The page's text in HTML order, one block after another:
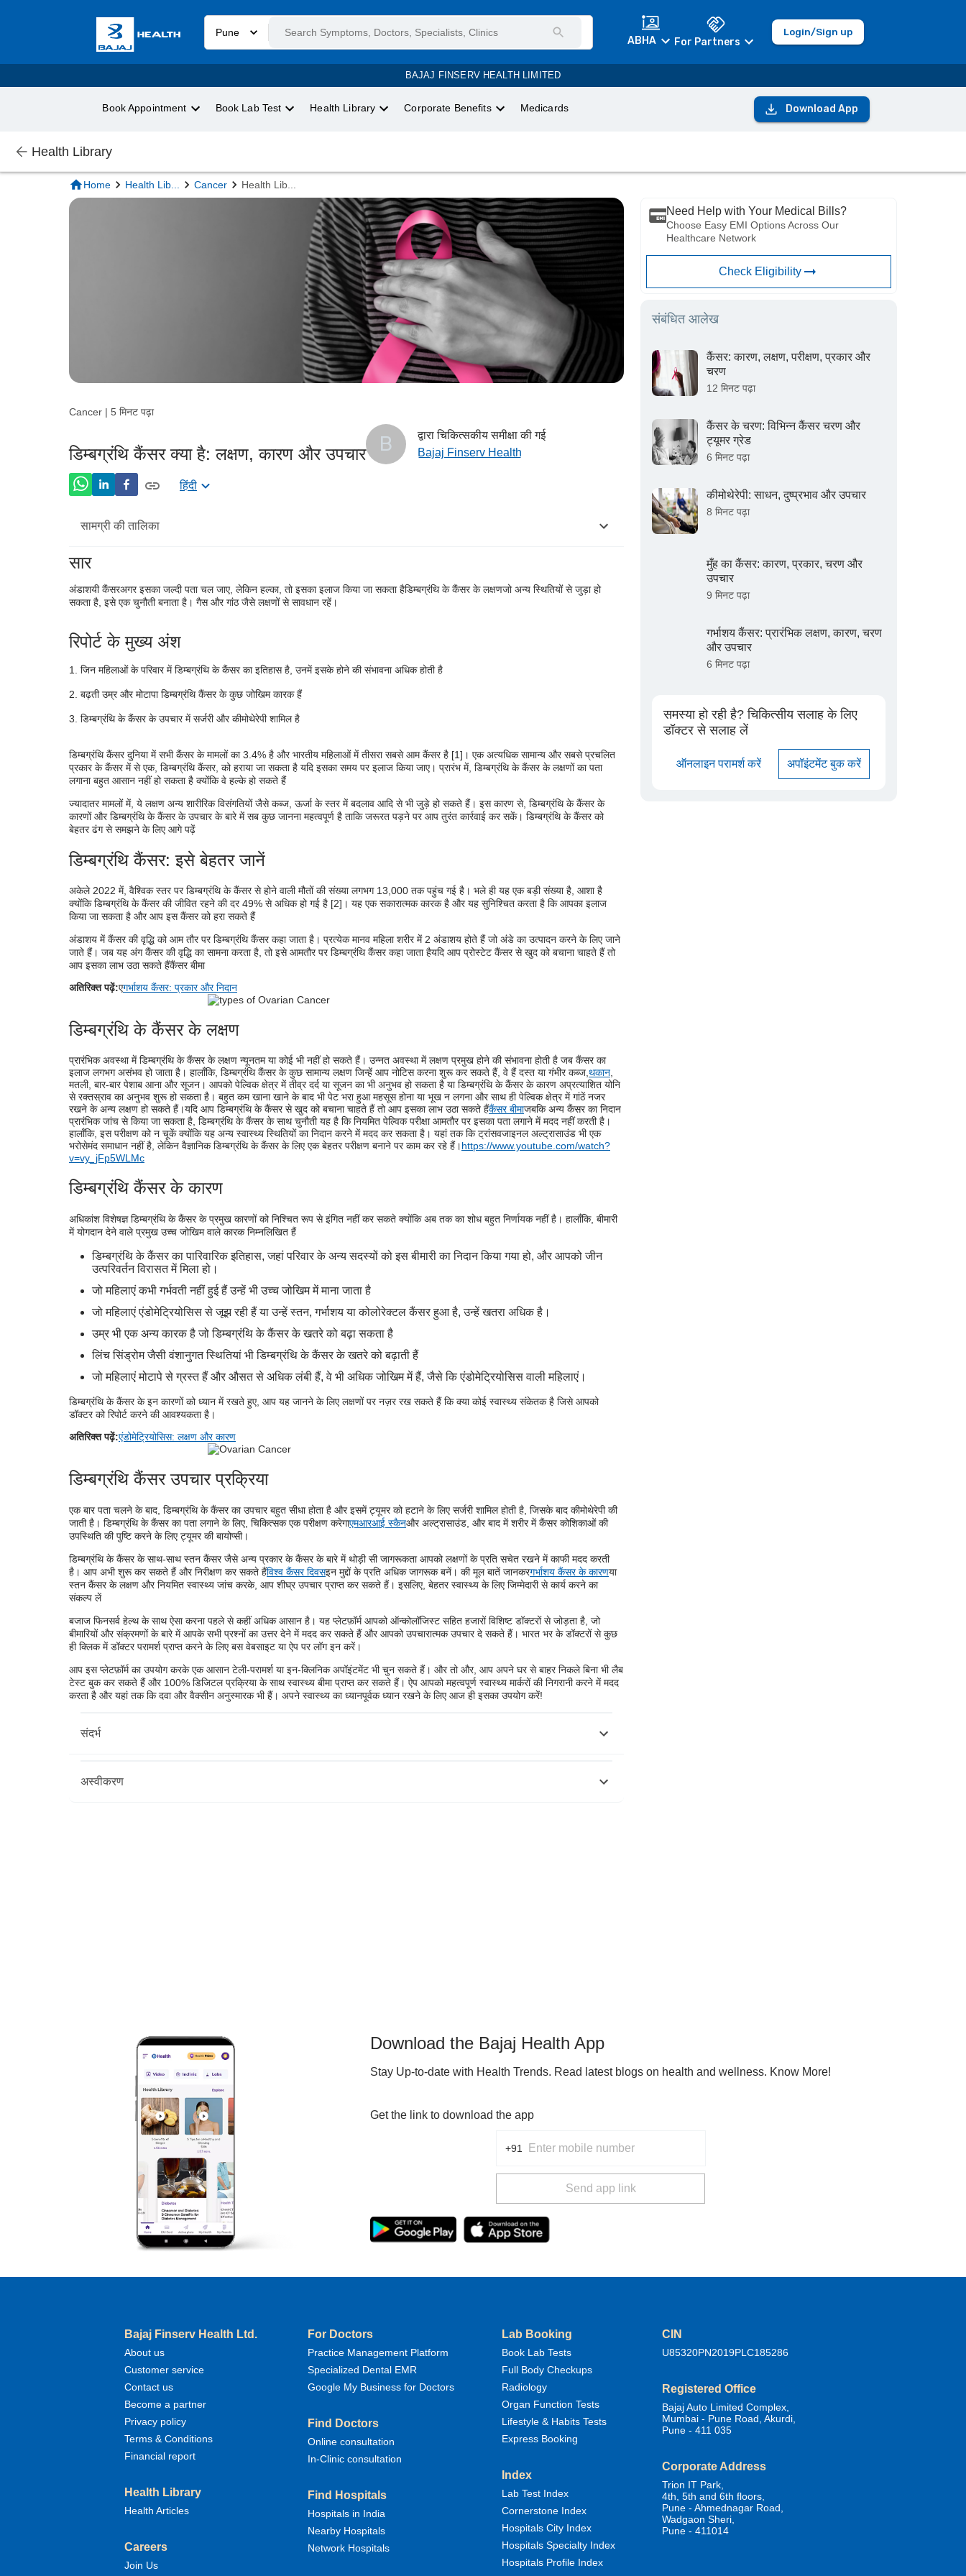
Pune
ABHA For Partners
Login/Sign up
BAJAJ FINSERV HEALTH LIMITED
Book Appointment Book Lab Test Health Library Corporate Benefits Medicards Download App
Health Library
Home Health Lib... Cancer Health Lib...
Cancer | 5 मिनट पढ़ा
डिम्बग्रंथि कैंसर क्या है: लक्षण, कारण और उपचार B
द्वारा चिकित्सकीय समीक्षा की गई
Bajaj Finserv Health
हिंदी
सामग्री की तालिका
डिम्बग्रंथि के कैंसर के लक्षण
डिम्बग्रंथि कैंसर उपचार प्रक्रिया
सार
अंडाशयी कैंसरअगर इसका जल्दी पता चल जाए, लेकिन हल्का, तो इसका इलाज किया जा सकता हैडिम्बग्रंथि के कैंसर के लक्षणजो अन्य स्थितियों से जुड़ा हो
सकता है, इसे एक चुनौती बनाता है। गैस और गांठ जैसे लक्षणों से सावधान रहें।
रिपोर्ट के मुख्य अंश
जिन महिलाओं के परिवार में डिम्बग्रंथि के कैंसर का इतिहास है, उनमें इसके होने की संभावना अधिक होती है
बढ़ती उम्र और मोटापा डिम्बग्रंथि कैंसर के कुछ जोखिम कारक हैं
डिम्बग्रंथि के कैंसर के उपचार में सर्जरी और कीमोथेरेपी शामिल है
डिम्बग्रंथि कैंसर दुनिया में सभी कैंसर के मामलों का 3.4% है और भारतीय महिलाओं में तीसरा सबसे आम कैंसर है [1]। एक अत्यधिक सामान्य और सबसे प्रचलित
प्रकार के कैंसर में से एक, डिम्बग्रंथि कैंसर, को हराया जा सकता है यदि इसका समय पर इलाज किया जाए। प्रारंभ में, डिम्बग्रंथि के कैंसर के लक्षणों का पता
लगाना बहुत आसान नहीं हो सकता है क्योंकि वे हल्के हो सकते हैं
ज्यादातर मामलों में, ये लक्षण अन्य शारीरिक विसंगतियों जैसे कब्ज, ऊर्जा के स्तर में बदलाव आदि से भी जुड़े हो सकते हैं। इस कारण से, डिम्बग्रंथि के कैंसर के
कारणों और डिम्बग्रंथि के कैंसर के उपचार के बारे में सब कुछ जानना महत्वपूर्ण है ताकि जरूरत पड़ने पर आप तुरंत कार्रवाई कर सकें। डिम्बग्रंथि के कैंसर को
बेहतर ढंग से समझने के लिए आगे पढ़ें
डिम्बग्रंथि कैंसर: इसे बेहतर जानें
अकेले 2022 में, वैश्विक स्तर पर डिम्बग्रंथि के कैंसर से होने वाली मौतों की संख्या लगभग 13,000 तक पहुंच गई है। भले ही यह एक बड़ी संख्या है, आशा है
क्योंकि डिम्बग्रंथि के कैंसर की जीवित रहने की दर 49% से अधिक हो गई है [2]। यह एक सकारात्मक कारक है और यह सुनिश्चित करता है कि आपका इलाज
किया जा सकता है और आप इस कैंसर को हरा सकते हैं
अंडाशय में कैंसर की वृद्धि को आम तौर पर डिम्बग्रंथि कैंसर कहा जाता है। प्रत्येक मानव महिला शरीर में 2 अंडाशय होते हैं जो अंडे का उत्पादन करने के लिए जाने
जाते हैं। जब यह अंग कैंसर की वृद्धि का सामना करता है, तो इसे आमतौर पर डिम्बग्रंथि कैंसर कहा जाता हैयदि आप प्रोस्टेट कैंसर से खुद को बचाना चाहते हैं तो
आप इसका लाभ उठा सकते हैंकैंसर बीमा
अतिरिक्त पढ़ें:एगर्भाशय कैंसर: प्रकार और निदान
डिम्बग्रंथि के कैंसर के लक्षण
प्रारंभिक अवस्था में डिम्बग्रंथि के कैंसर के लक्षण न्यूनतम या कोई भी नहीं हो सकते हैं। उन्नत अवस्था में लक्षण प्रमुख होने की संभावना होती है जब कैंसर का
इलाज लगभग असंभव हो जाता है। हालाँकि, डिम्बग्रंथि कैंसर के कुछ सामान्य लक्षण जिन्हें आप नोटिस करना शुरू कर सकते हैं, वे हैं दस्त या गंभीर कब्ज,थकान,
मतली, बार-बार पेशाब आना और सूजन। आपको पेल्विक क्षेत्र में तीव्र दर्द या सूजन का भी अनुभव हो सकता है या डिम्बग्रंथि के कैंसर के कारण अप्रत्याशित योनि
से रक्तस्राव का अनुभव शुरू हो सकता है। बहुत कम खाना खाने के बाद भी पेट भरा हुआ महसूस होना या भूख न लगना और साथ ही पेल्विक क्षेत्र में गांठें नजर
रखने के अन्य लक्षण हो सकते हैं।यदि आप डिम्बग्रंथि के कैंसर से खुद को बचाना चाहते हैं तो आप इसका लाभ उठा सकते हैंकैंसर बीमाजबकि अन्य कैंसर का निदान
प्रारंभिक जांच से किया जा सकता है, डिम्बग्रंथि के कैंसर के साथ चुनौती यह है कि नियमित पेल्विक परीक्षा आमतौर पर इसका पता लगाने में मदद नहीं करती है।
हालाँकि, इस परीक्षण को न चूकें क्योंकि यह अन्य स्वास्थ्य स्थितियों का निदान करने में मदद कर सकता है। यहां तक ​​कि ट्रांसवजाइनल अल्ट्रासाउंड भी एक
भरोसेमंद समाधान नहीं है, लेकिन वैज्ञानिक डिम्बग्रंथि के कैंसर के लिए एक बेहतर परीक्षण बनाने पर काम कर रहे हैं।https://www.youtube.com/watch?
v=vy_jFp5WLMc
डिम्बग्रंथि कैंसर के कारण
अधिकांश विशेषज्ञ डिम्बग्रंथि के कैंसर के प्रमुख कारणों को निश्चित रूप से इंगित नहीं कर सकते क्योंकि अब तक का शोध बहुत निर्णायक नहीं है। हालाँकि, बीमारी
में योगदान देने वाले प्रमुख उच्च जोखिम वाले कारक निम्नलिखित हैं
डिम्बग्रंथि के कैंसर का पारिवारिक इतिहास, जहां परिवार के अन्य सदस्यों को इस बीमारी का निदान किया गया हो, और आपको जीन
उत्परिवर्तन विरासत में मिला हो।
जो महिलाएं कभी गर्भवती नहीं हुई हैं उन्हें भी उच्च जोखिम में माना जाता है
जो महिलाएं एंडोमेट्रियोसिस से जूझ रही हैं या उन्हें स्तन, गर्भाशय या कोलोरेक्टल कैंसर हुआ है, उन्हें खतरा अधिक है।
उम्र भी एक अन्य कारक है जो डिम्बग्रंथि के कैंसर के खतरे को बढ़ा सकता है
लिंच सिंड्रोम जैसी वंशानुगत स्थितियां भी डिम्बग्रंथि के कैंसर के खतरे को बढ़ाती हैं
जो महिलाएं मोटापे से ग्रस्त हैं और औसत से अधिक लंबी हैं, वे भी अधिक जोखिम में हैं, जैसे कि एंडोमेट्रियोसिस वाली महिलाएं।
डिम्बग्रंथि के कैंसर के इन कारणों को ध्यान में रखते हुए, आप यह जानने के लिए लक्षणों पर नज़र रख सकते हैं कि क्या कोई स्वास्थ्य संकेतक है जिसे आपको
डॉक्टर को रिपोर्ट करने की आवश्यकता है।
अतिरिक्त पढ़ें:एंडोमेट्रियोसिस: लक्षण और कारण
डिम्बग्रंथि कैंसर उपचार प्रक्रिया
एक बार पता चलने के बाद, डिम्बग्रंथि के कैंसर का उपचार बहुत सीधा होता है और इसमें ट्यूमर को हटाने के लिए सर्जरी शामिल होती है, जिसके बाद कीमोथेरेपी की
जाती है। डिम्बग्रंथि के कैंसर का पता लगाने के लिए, चिकित्सक एक परीक्षण करेगाएमआरआई स्कैनऔर अल्ट्रासाउंड, और बाद में शरीर में कैंसर कोशिकाओं की
उपस्थिति की पुष्टि करने के लिए ट्यूमर की बायोप्सी।
डिम्बग्रंथि के कैंसर के साथ-साथ स्तन कैंसर जैसे अन्य प्रकार के कैंसर के बारे में थोड़ी सी जागरूकता आपको लक्षणों के प्रति सचेत रखने में काफी मदद करती
है। आप अभी शुरू कर सकते हैं और निरीक्षण कर सकते हैंविश्व कैंसर दिवसइन मुद्दों के प्रति अधिक जागरूक बनें। की मूल बातें जानकरगर्भाशय कैंसर के कारणया
स्तन कैंसर के लक्षण और नियमित स्वास्थ्य जांच करके, आप शीघ्र उपचार प्राप्त कर सकते हैं। इसलिए, बेहतर स्वास्थ्य के लिए जिम्मेदारी से कार्य करने का
संकल्प लें
बजाज फिनसर्व हेल्थ के साथ ऐसा करना पहले से कहीं अधिक आसान है। यह प्लेटफ़ॉर्म आपको ऑन्कोलॉजिस्ट सहित हजारों विशिष्ट डॉक्टरों से जोड़ता है, जो
बीमारियों और संक्रमणों के बारे में आपके सभी प्रश्नों का उत्तर देने में मदद कर सकते हैं और आपको उपचारात्मक उपचार दे सकते हैं। भारत भर के डॉक्टरों से कुछ
ही क्लिक में डॉक्टर परामर्श प्राप्त करने के लिए बस वेबसाइट या ऐप पर लॉग इन करें।
आप इस प्लेटफ़ॉर्म का उपयोग करके एक आसान टेली-परामर्श या इन-क्लिनिक अपॉइंटमेंट भी चुन सकते हैं। और तो और, आप अपने घर से बाहर निकले बिना भी लैब
टेस्ट बुक कर सकते हैं और 100% डिजिटल प्रक्रिया के साथ स्वास्थ्य बीमा प्राप्त कर सकते हैं। ऐप आपको महत्वपूर्ण स्वास्थ्य मार्करों की निगरानी करने में मदद
करता है और यहां तक ​​कि दवा और वैक्सीन अनुस्मारक भी हैं। अपने स्वास्थ्य का ध्यानपूर्वक ध्यान रखने के लिए आज ही इसका उपयोग करें!
संदर्भ
https://main.icmr.nic.in/sites/default/files/guidelines/Ovarian_Cancer.pdf
अस्वीकरण
Need Help with Your Medical Bills?
Choose Easy EMI Options Across Our
Healthcare Network
Check Eligibility
संबंधित आलेख
कैंसर: कारण, लक्षण, परीक्षण, प्रकार और
चरण
12 मिनट पढ़ा
कैंसर के चरण: विभिन्न कैंसर चरण और
ट्यूमर ग्रेड
6 मिनट पढ़ा
कीमोथेरेपी: साधन, दुष्प्रभाव और उपचार
8 मिनट पढ़ा
मुँह का कैंसर: कारण, प्रकार, चरण और
उपचार
9 मिनट पढ़ा
गर्भाशय कैंसर: प्रारंभिक लक्षण, कारण, चरण
और उपचार
6 मिनट पढ़ा
समस्या हो रही है? चिकित्सीय सलाह के लिए
डॉक्टर से सलाह लें
ऑनलाइन परामर्श करें अपॉइंटमेंट बुक करें
Download the Bajaj Health App
Stay Up-to-date with Health Trends. Read latest blogs on health and wellness. Know More!
Get the link to download the app
+91
Send app link
Bajaj Finserv Health Ltd.
About us
Customer service
Contact us
Become a partner
Privacy policy
Terms & Conditions
Financial report
Health Library
Health Articles
Careers
Join Us
For Doctors
Practice Management Platform
Specialized Dental EMR
Google My Business for Doctors
Find Doctors
Online consultation
In-Clinic consultation
Find Hospitals
Hospitals in India
Nearby Hospitals
Network Hospitals
Lab Booking
Book Lab Tests
Full Body Checkups
Radiology
Organ Function Tests
Lifestyle & Habits Tests
Express Booking
Index
Lab Test Index
Cornerstone Index
Hospitals City Index
Hospitals Specialty Index
Hospitals Profile Index
CIN
U85320PN2019PLC185286
Registered Office
Bajaj Auto Limited Complex,
Mumbai - Pune Road, Akurdi,
Pune - 411 035
Corporate Address
Trion IT Park,
4th, 5th and 6th floors,
Pune - Ahmednagar Road,
Wadgaon Sheri,
Pune - 411014